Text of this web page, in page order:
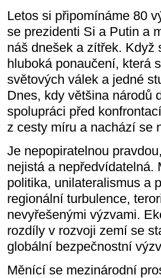
Letos si připomínáme 80
se prezidenti Si a Putin a
náš dnešek a zítřek. Když
hluboká ponaučení, která
světových válek a jedné
Dnes, kdy většina národů
spolupráci před
z cesty míru a nachází se
Je nepopiratelnou
nejistá a nepředvídatelná.
politika, unilateralismus a
regionální turbulence,
nevyřešenými výzvami.
rozdíly v rozvoji zemí se
globální bezpečnostní
Měnící se mezinárodní